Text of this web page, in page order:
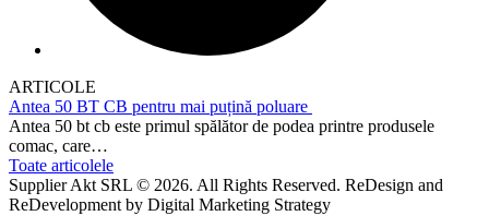
ARTICOLE
Antea 50 BT CB pentru mai puțină poluare
Antea 50 bt cb este primul spălător de podea printre produsele
comac, care…
Toate articolele
Supplier Akt SRL © 2026. All Rights Reserved. ReDesign and
ReDevelopment by Digital Marketing Strategy